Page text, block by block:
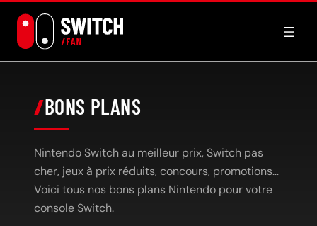
contenu
BONS PLANS
Nintendo Switch au meilleur prix, Switch pas
cher, jeux à prix réduits, concours, promotions…
Voici tous nos bons plans Nintendo pour votre
console Switch.